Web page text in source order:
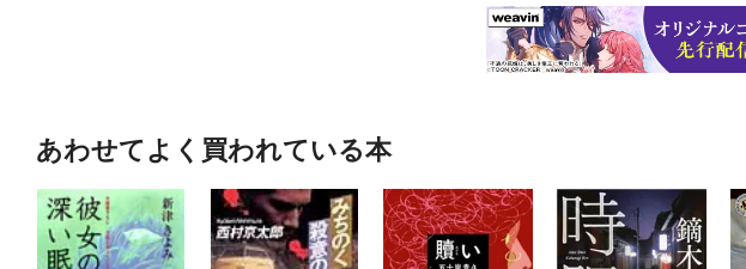
あわせてよく買われている本